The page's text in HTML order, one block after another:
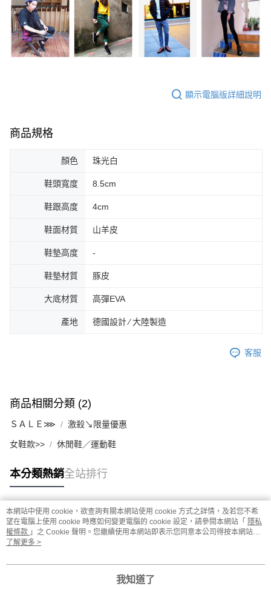
顯示電腦版詳細說明
商品規格
顏色 珠光白
鞋頭寬度 8.5cm
鞋跟高度 4cm
鞋面材質 山羊皮
鞋墊高度 -
鞋墊材質 豚皮
大底材質 高彈EVA
產地 德國設計 ∕ 大陸製造
客服
商品相關分類 (2)
ＳＡＬＥ⋙ 激殺↘限量優惠
女鞋款>> 休閒鞋／運動鞋
本分類熱銷全站排行
熱門標籤
本網站中使用 cookie，欲查詢有關本網站使用 cookie 方式之詳情，及若您不希
望在電腦上使用 cookie 時應如何變更電腦的 cookie 設定，請參閱本網站「 隱私
權條款 」之 Cookie 聲明。您繼續使用本網站即表示您同意本公司得按本網站使
用條款之 Cookie 聲明使用 cookie。
了解更多 >
我知道了